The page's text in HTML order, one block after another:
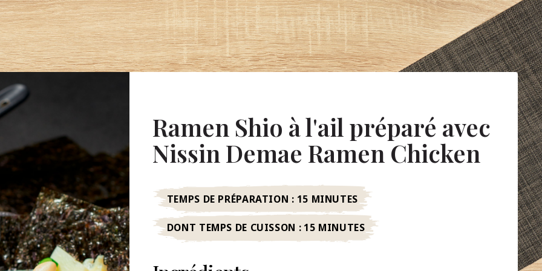
Ramen Shio à l'ail préparé avec
Nissin Demae Ramen Chicken
TEMPS DE PRÉPARATION : 15 MINUTES
DONT TEMPS DE CUISSON : 15 MINUTES